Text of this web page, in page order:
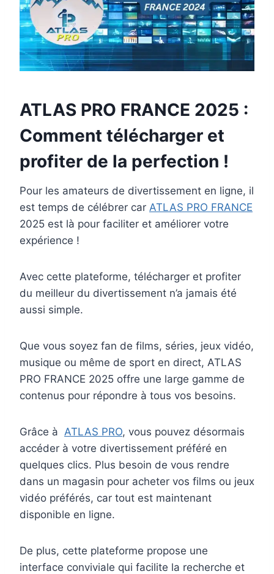
ATLAS PRO FRANCE 2025 :
Comment télécharger et
profiter de la perfection !
Pour les amateurs de divertissement en ligne, il
est temps de célébrer car ATLAS PRO FRANCE
2025 est là pour faciliter et améliorer votre
expérience !
Avec cette plateforme, télécharger et profiter
du meilleur du divertissement n’a jamais été
aussi simple.
Que vous soyez fan de films, séries, jeux vidéo,
musique ou même de sport en direct, ATLAS
PRO FRANCE 2025 offre une large gamme de
contenus pour répondre à tous vos besoins.
Grâce à ATLAS PRO, vous pouvez désormais
accéder à votre divertissement préféré en
quelques clics. Plus besoin de vous rendre
dans un magasin pour acheter vos films ou jeux
vidéo préférés, car tout est maintenant
disponible en ligne.
De plus, cette plateforme propose une
interface conviviale qui facilite la recherche et